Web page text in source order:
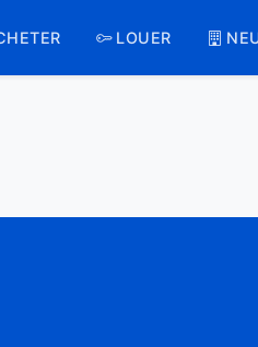
LOUER